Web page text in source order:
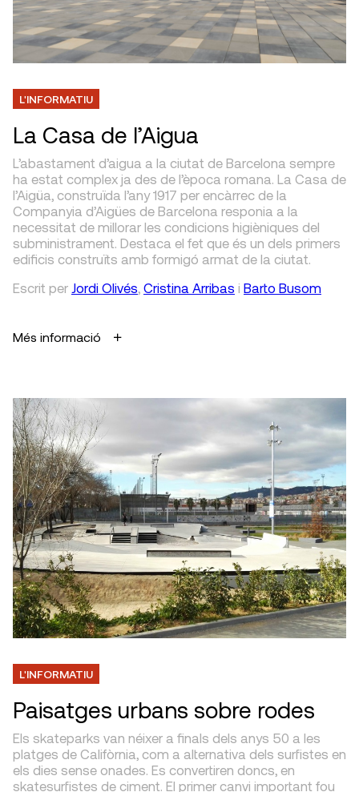
L'INFORMATIU
La Casa de l’Aigua
L’abastament d’aigua a la ciutat de Barcelona sempre
ha estat complex ja des de l’època romana. La Casa de
l’Aigüa, construïda l’any 1917 per encàrrec de la
Companyia d’Aigües de Barcelona responia a la
necessitat de millorar les condicions higièniques del
subministrament. Destaca el fet que és un dels primers
edificis construïts amb formigó armat de la ciutat.
Escrit per Jordi Olivés, Cristina Arribas i Barto Busom
Més informació
L'INFORMATIU
Paisatges urbans sobre rodes
Els skateparks van néixer a finals dels anys 50 a les
platges de Califòrnia, com a alternativa dels surfistes en
els dies sense onades. Es convertiren doncs, en
skatesurfistes de ciment. El primer canvi important fou